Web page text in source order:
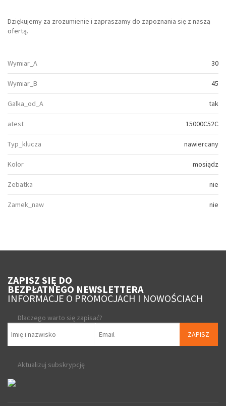
Dziękujemy za zrozumienie i zapraszamy do zapoznania się z naszą
ofertą.
Wymiar_A 30
Wymiar_B 45
Galka_od_A tak
atest 15000C52C
Typ_klucza nawiercany
Kolor mosiądz
Zebatka nie
Zamek_naw nie
ZAPISZ SIĘ DO
BEZPŁATNEGO NEWSLETTERA
INFORMACJE O PROMOCJACH I NOWOŚCIACH
Dlaczego warto się zapisać?
ZAPISZ
Aktualizuj subskrypcję